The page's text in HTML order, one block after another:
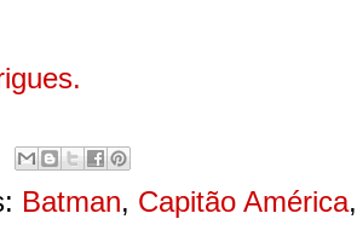
Batman, Capitão América